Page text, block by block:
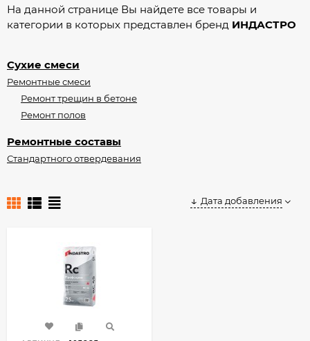
На данной странице Вы найдете все товары и
категории в которых представлен бренд ИНДАСТРО
Сухие смеси
Ремонтные смеси
Ремонт трещин в бетоне
Ремонт полов
Ремонтные составы
Стандартного отвердевания
Дата добавления